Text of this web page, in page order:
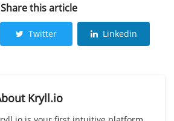
Share this article
Twitter Linkedin
Kryll.io